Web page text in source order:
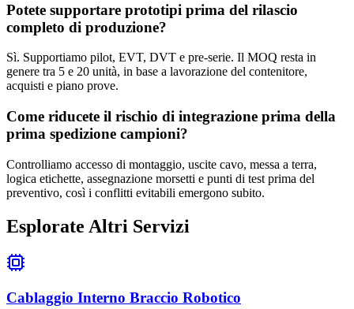
Potete supportare prototipi prima del rilascio
completo di produzione?
Sì. Supportiamo pilot, EVT, DVT e pre-serie. Il MOQ resta in
genere tra 5 e 20 unità, in base a lavorazione del contenitore,
acquisti e piano prove.
Come riducete il rischio di integrazione prima della
prima spedizione campioni?
Controlliamo accesso di montaggio, uscite cavo, messa a terra,
logica etichette, assegnazione morsetti e punti di test prima del
preventivo, così i conflitti evitabili emergono subito.
Esplorate Altri Servizi
Cablaggio Interno Braccio Robotico